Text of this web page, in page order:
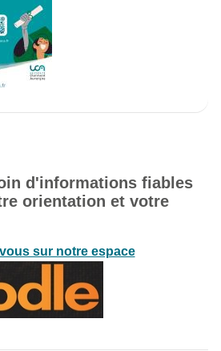
d'informations fiables
orientation et votre
sur notre espace